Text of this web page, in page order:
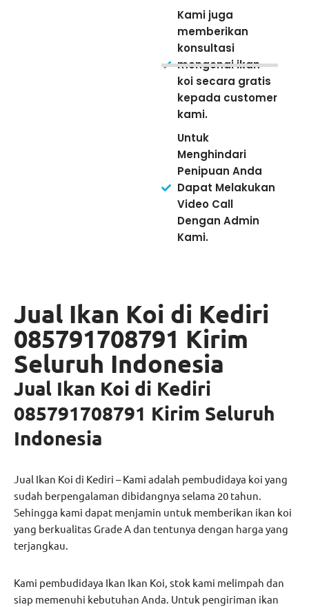
Kami juga
memberikan
konsultasi
mengenai ikan
koi secara gratis
kepada customer
kami.
Untuk
Menghindari
Penipuan Anda
Dapat Melakukan
Video Call
Dengan Admin
Kami.
Jual Ikan Koi di Kediri
085791708791 Kirim
Seluruh Indonesia
Jual Ikan Koi di Kediri
085791708791 Kirim Seluruh
Indonesia
Jual Ikan Koi di Kediri – Kami adalah pembudidaya koi yang
sudah berpengalaman dibidangnya selama 20 tahun.
Sehingga kami dapat menjamin untuk memberikan ikan koi
yang berkualitas Grade A dan tentunya dengan harga yang
terjangkau.
Kami pembudidaya Ikan Ikan Koi, stok kami melimpah dan
siap memenuhi kebutuhan Anda. Untuk pengiriman ikan